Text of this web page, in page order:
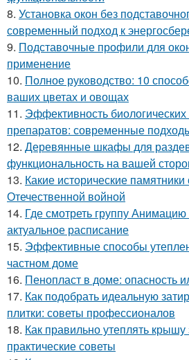
8. Установка окон без
современный подход к
9. Подставочные профили для
применение
10. Полное руководство: 10
ваших цветах и овощах
11. Эффективность
препаратов: современные
12. Деревянные шкафы для
функциональность на вашей
13. Какие исторические
Отечественной войной
14. Где смотреть группу
актуальное расписание
15. Эффективные способы
частном доме
16. Пенопласт в доме: опасность
17. Как подобрать идеальную
плитки: советы профессионалов
18. Как правильно утеплять крышу
практические советы